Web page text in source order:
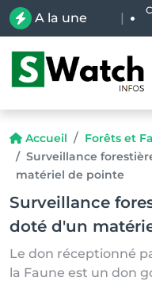
A la une |
Accueil Forêts et
Surveillance
matériel de pointe
Surveillance
doté d'un
Le don réceptionné
la Faune est un don